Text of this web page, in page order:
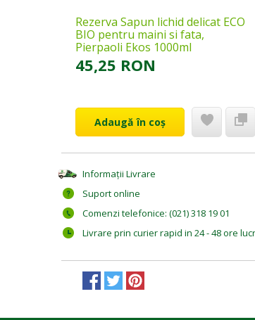
Rezerva Sapun lichid delicat ECO
BIO pentru maini si fata,
Pierpaoli Ekos 1000ml
45,25 RON
Adaugă în coș
Informații Livrare
Suport online
Comenzi telefonice: (021) 318 19 01
Livrare prin curier rapid in 24 - 48 ore